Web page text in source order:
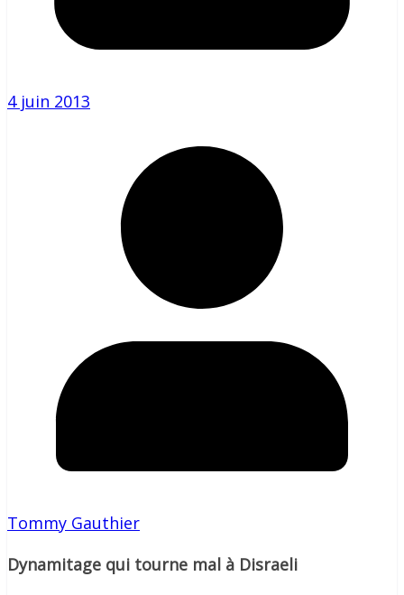
4 juin 2013
Tommy Gauthier
Dynamitage qui tourne mal à Disraeli